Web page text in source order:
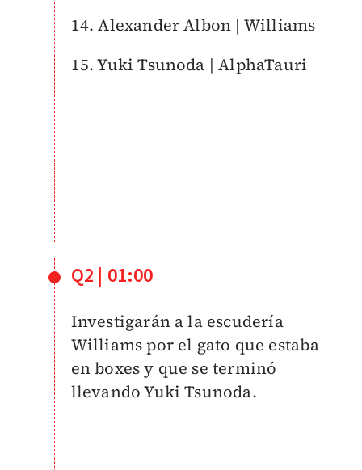
14. Alexander Albon | Williams
15. Yuki Tsunoda | AlphaTauri
Q2 | 01:00
Investigarán a la escudería
Williams por el gato que estaba
en boxes y que se terminó
llevando Yuki Tsunoda.